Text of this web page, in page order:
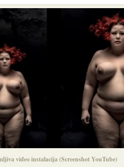
video instalacija (Screenshot YouTube)